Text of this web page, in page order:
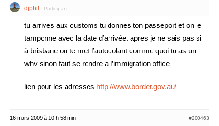
djphil Participant
tu arrives aux customs tu donnes ton passeport et on le
tamponne avec la date d’arrivée. apres je ne sais pas si
à brisbane on te met l’autocolant comme quoi tu as un
whv sinon faut se rendre a l’immigration office
lien pour les adresses http://www.border.gov.au/
16 mars 2009 à 10 h 58 min #200463